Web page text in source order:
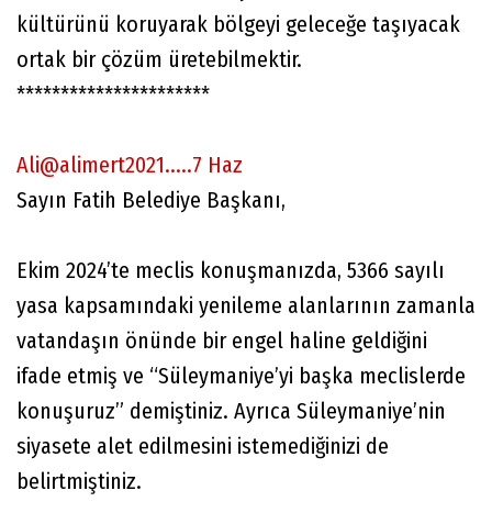
kültürünü koruyarak bölgeyi geleceğe taşıyacak
ortak bir çözüm üretebilmektir.
**********************
Ali@alimert2021.....7 Haz
Sayın Fatih Belediye Başkanı,
Ekim 2024’te meclis konuşmanızda, 5366 sayılı
yasa kapsamındaki yenileme alanlarının zamanla
vatandaşın önünde bir engel haline geldiğini
ifade etmiş ve “Süleymaniye’yi başka meclislerde
konuşuruz” demiştiniz. Ayrıca Süleymaniye’nin
siyasete alet edilmesini istemediğinizi de
belirtmiştiniz.